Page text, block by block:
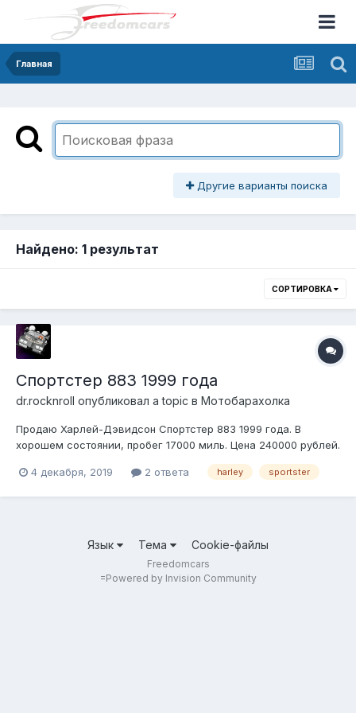
Главная
Другие варианты поиска
Найдено: 1 результат
СОРТИРОВКА
Спортстер 883 1999 года
dr.rocknroll опубликовал a topic в Мотобарахолка
Продаю Харлей-Дэвидсон Спортстер 883 1999 года. В
хорошем состоянии, пробег 17000 миль. Цена 240000 рублей.
Находится в г.Иваново, тел. 89012861100, Сергей.
4 декабря, 2019 2 ответа harley sportster
Язык Тема Cookie-файлы
Freedomcars
=Powered by Invision Community